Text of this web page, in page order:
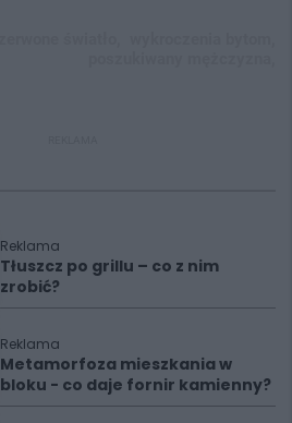
Reklama
Tłuszcz po grillu – co z nim
zrobić?
Reklama
Metamorfoza mieszkania w
bloku - co daje fornir kamienny?